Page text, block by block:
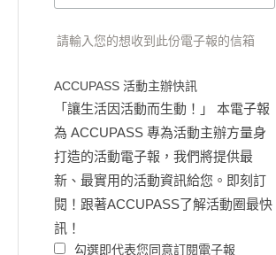
請輸入您的想收到此份電子報的信箱
ACCUPASS 活動主辦快訊
「讓生活因活動而生動！」 本電子報
為 ACCUPASS 專為活動主辦方量身
打造的活動電子報，我們將提供最
新、最實用的活動資訊給您。即刻訂
閱！跟著ACCUPASS了解活動圈最快
訊！
勾選即代表您同意訂閱電子報